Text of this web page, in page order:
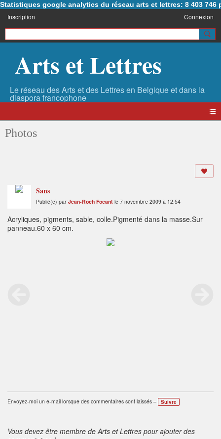
Statistiques google analytics du réseau arts et lettres: 8 403 746
Inscription Connexion
Arts et Lettres
Photos
Sans
Publié(e) par Jean-Roch Focant le 7 novembre 2009 à 12:54
Acryliques, pigments, sable, colle.Pigmenté dans la masse.Sur
panneau.60 x 60 cm.
Envoyez-moi un e-mail lorsque des commentaires sont laissés – Suivre
Vous devez être membre de Arts et Lettres pour ajouter des